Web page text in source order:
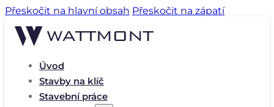
Přeskočit na hlavní obsah Přeskočit na zápatí
Úvod
Stavby na klíč
Stavební práce